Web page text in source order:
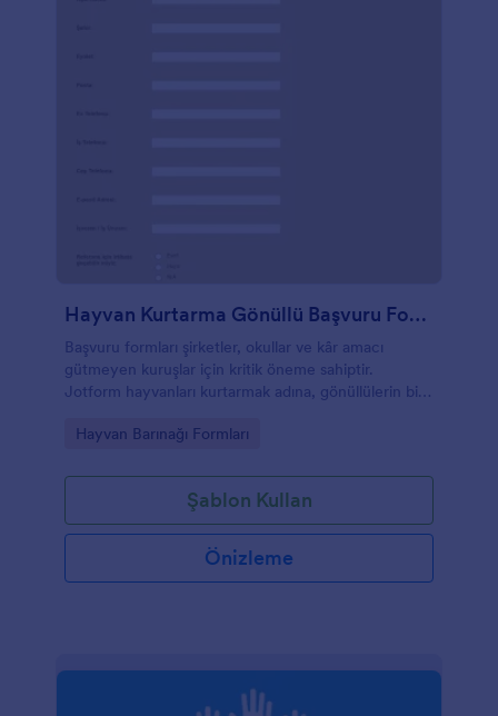
Hayvan Kurtarma Gönüllü Başvuru Formu
Başvuru formları şirketler, okullar ve kâr amacı
gütmeyen kuruşlar için kritik öneme sahiptir.
Jotform hayvanları kurtarmak adına, gönüllülerin bir
Go to Category:
Hayvan Barınağı Formları
Şablon Kullan
Önizleme